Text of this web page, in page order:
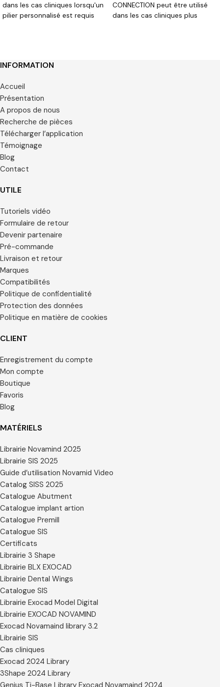
dans les cas cliniques lorsqu'un
pilier personnalisé est requis
CONNECTION peut être utilisé
dans les cas cliniques plus
INFORMATION
Accueil
Présentation
A propos de nous
Recherche de pièces
Télécharger l’application
Témoignage
Blog
Contact
UTILE
Tutoriels vidéo
Formulaire de retour
Devenir partenaire
Pré-commande
Livraison et retour
Marques
Compatibilités
Politique de confidentialité
Protection des données
Politique en matière de cookies
CLIENT
Enregistrement du compte
Mon compte
Boutique
Favoris
Blog
MATÉRIELS
Librairie Novamind 2025
Librairie SIS 2025
Guide d’utilisation Novamid Video
Catalog SISS 2025
Catalogue Abutment
Catalogue implant artion
Catalogue Premill
Catalogue SIS
Certificats
Librairie 3 Shape
Librairie BLX EXOCAD
Librairie Dental Wings
Catalogue SIS
Librairie Exocad Model Digital
Librairie EXOCAD NOVAMIND
Exocad Novamaind library 3.2
Librairie SIS
Cas cliniques
Exocad 2024 Library
3Shape 2024 Library
Genius Ti-Base Library Exocad Novamaind 2024